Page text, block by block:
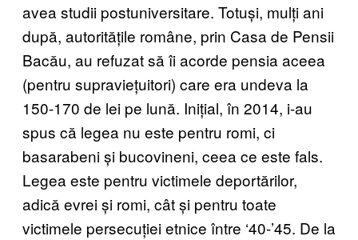
avea studii postuniversitare. Totuși, mulți ani
după, autoritățile române, prin Casa de Pensii
Bacău, au refuzat să îi acorde pensia aceea
(pentru supraviețuitori) care era undeva la
150-170 de lei pe lună. Inițial, în 2014, i-au
spus că legea nu este pentru romi, ci
basarabeni și bucovineni, ceea ce este fals.
Legea este pentru victimele deportărilor,
adică evrei și romi, cât și pentru toate
victimele persecuției etnice între ‘40-’45. De la